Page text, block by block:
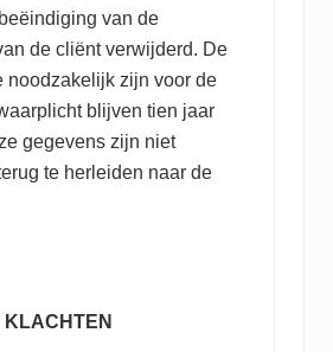
van de
de cliënt verwijderd. De
noodzakelijk zijn voor de
blijven tien jaar
gegevens zijn niet
te herleiden naar de